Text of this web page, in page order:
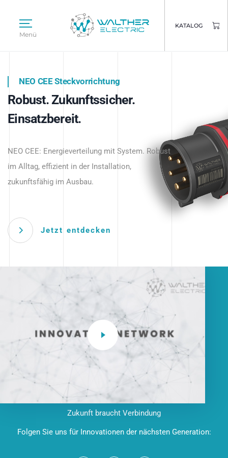
Menü
KATALOG
Intelligente Stromverteilung
beginnt hier.
NEO CEE Steckvorrichtung
Robust. Zukunftssicher.
Einsatzbereit.
NEO CEE: Energieverteilung mit System. Robust
im Alltag, effizient in der Installation,
zukunftsfähig im Ausbau.
Jetzt entdecken
Intelligenz trifft Energie.
Anwendungen – robust, IP-geschützt und
zukunftsfähig.
Zukunft braucht Verbindung
Folgen Sie uns für Innovationen der nächsten Generation: